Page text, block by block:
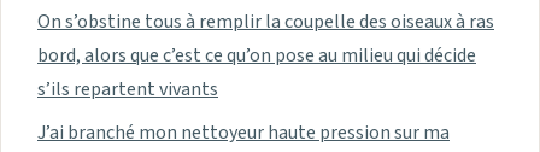
On s’obstine tous à remplir la coupelle des oiseaux à ras
bord, alors que c’est ce qu’on pose au milieu qui décide
s’ils repartent vivants
J’ai branché mon nettoyeur haute pression sur ma